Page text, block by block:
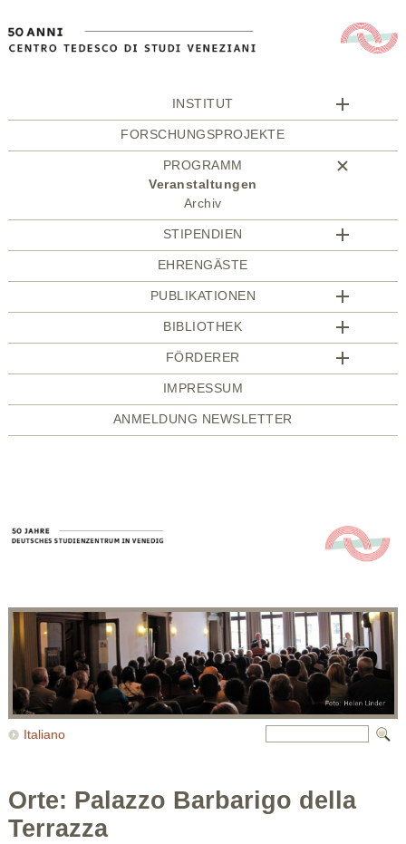
INSTITUT
FORSCHUNGSPROJEKTE
PROGRAMM
Veranstaltungen
Archiv
STIPENDIEN
EHRENGÄSTE
PUBLIKATIONEN
BIBLIOTHEK
FÖRDERER
IMPRESSUM
ANMELDUNG NEWSLETTER
Italiano
Orte: Palazzo Barbarigo della
Terrazza